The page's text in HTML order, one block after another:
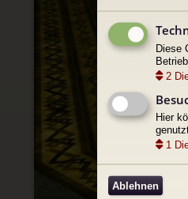
Diese
2
Hier
1
Ablehnen